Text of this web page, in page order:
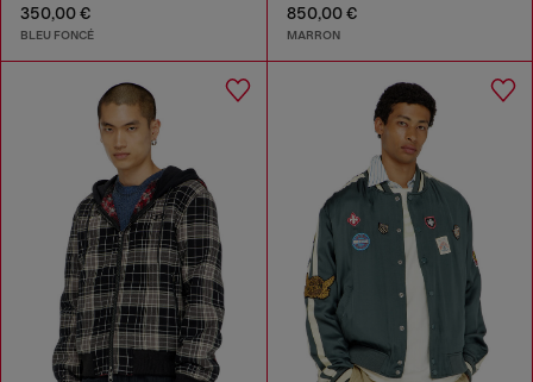
350,00 €
BLEU FONCÉ
850,00 €
MARRON